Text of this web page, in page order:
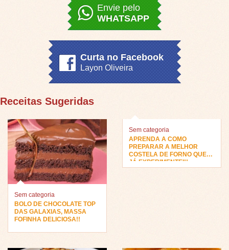
Envie pelo
WHATSAPP
Curta no Facebook
Layon Oliveira
Receitas Sugeridas
Sem categoria
BOLO DE CHOCOLATE TOP
DAS GALAXIAS, MASSA
FOFINHA DELICIOSA!!
Sem categoria
APRENDA A COMO
PREPARAR A MELHOR
COSTELA DE FORNO QUE
JÁ EXPERIMENTEI!!